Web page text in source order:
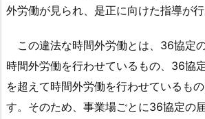
1.
監
督
の
対
外労働が見られ、是正に向けた指導が行
この違法な時間外労働とは、36協定
時間外労働を行わせているもの、36協
を超えて時間外労働を行わせているも
す。そのため、事業場ごとに36協定の